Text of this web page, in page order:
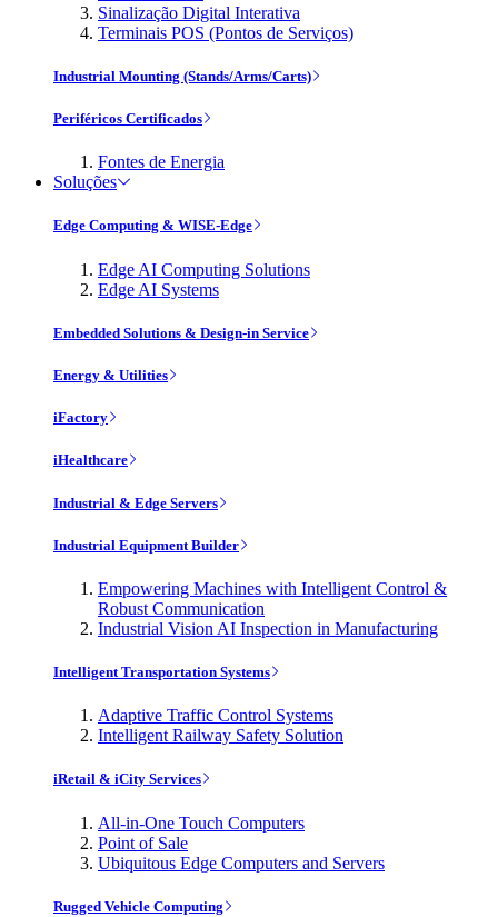
Sinalização Digital Interativa
Terminais POS (Pontos de Serviços)
Industrial Mounting (Stands/Arms/Carts)
Periféricos Certificados
Fontes de Energia
Soluções
Edge Computing & WISE-Edge
Edge AI Computing Solutions
Edge AI Systems
Embedded Solutions & Design-in Service
Energy & Utilities
iFactory
iHealthcare
Industrial & Edge Servers
Industrial Equipment Builder
Empowering Machines with Intelligent Control &
Robust Communication
Industrial Vision AI Inspection in Manufacturing
Intelligent Transportation Systems
Adaptive Traffic Control Systems
Intelligent Railway Safety Solution
iRetail & iCity Services
All-in-One Touch Computers
Point of Sale
Ubiquitous Edge Computers and Servers
Rugged Vehicle Computing